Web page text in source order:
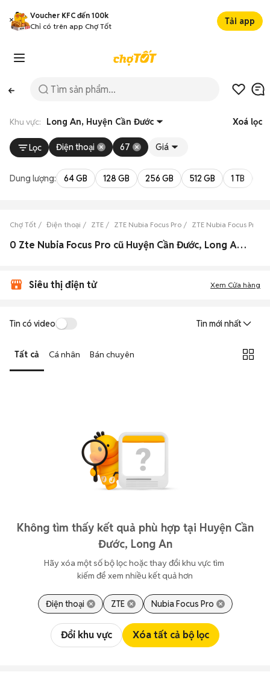
Voucher KFC đến 100k
Chỉ có trên app Chợ Tốt
Tải app
Khu vực: Long An, Huyện Cần Đước Xoá lọc
Lọc Điện thoại 67 Giá
Dung lượng: 64 GB 128 GB 256 GB 512 GB 1 TB
Chợ Tốt Điện thoại ZTE ZTE Nubia Focus Pro ZTE Nubia Focus Pro
0 Zte Nubia Focus Pro cũ Huyện Cần Đước, Long An đẹp
Siêu thị điện tử Xem Cửa hàng
Tin có video Tin mới nhất
Tất cả Cá nhân Bán chuyên
Không tìm thấy kết quả phù hợp tại Huyện Cần
Đước, Long An
Hãy xóa một số bộ lọc hoặc thay đổi khu vực tìm
kiếm để xem nhiều kết quả hơn
Điện thoại ZTE Nubia Focus Pro
Đổi khu vực Xóa tất cả bộ lọc